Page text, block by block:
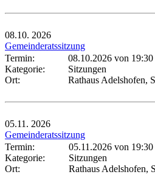
08.10. 2026
Gemeinderatssitzung
Termin:
08.10.2026 von 19:30
Kategorie:
Sitzungen
Ort:
Rathaus Adelshofen,
05.11. 2026
Gemeinderatssitzung
Termin:
05.11.2026 von 19:30
Kategorie:
Sitzungen
Ort:
Rathaus Adelshofen,